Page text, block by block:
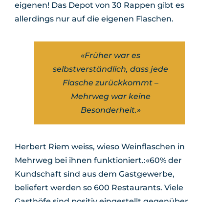
eigenen! Das Depot von 30 Rappen gibt es
allerdings nur auf die eigenen Flaschen.
«Früher war es
selbstverständlich, dass jede
Flasche zurückkommt –
Mehrweg war keine
Besonderheit.»
Herbert Riem weiss, wieso Weinflaschen in
Mehrweg bei ihnen funktioniert.:«60% der
Kundschaft sind aus dem Gastgewerbe,
beliefert werden so 600 Restaurants. Viele